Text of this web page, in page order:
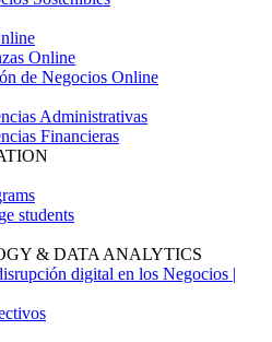
Online
de Negocios Online
Administrativas
Financieras
students
& DATA ANALYTICS
digital en los Negocios |